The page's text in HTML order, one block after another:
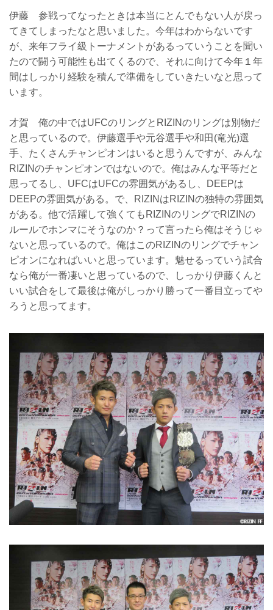
伊藤 参戦ってなったときは本当にとんでもない人が戻っ
てきてしまったなと思いました。今年はわからないです
が、来年フライ級トーナメントがあるっていうことを聞い
たので闘う可能性も出てくるので、それに向けて今年１年
間はしっかり経験を積んで準備をしていきたいなと思って
います。
才賀 俺の中ではUFCのリングとRIZINのリングは別物だ
と思っているので。伊藤選手や元谷選手や和田(竜光)選
手、たくさんチャンピオンはいると思うんですが、みんな
RIZINのチャンピオンではないので。俺はみんな平等だと
思ってるし、UFCはUFCの雰囲気があるし、DEEPは
DEEPの雰囲気がある。で、RIZINはRIZINの独特の雰囲気
がある。他で活躍して強くてもRIZINのリングでRIZINの
ルールでホンマにそうなのか？って言ったら俺はそうじゃ
ないと思っているので。俺はこのRIZINのリングでチャン
ピオンになればいいと思っています。魅せるっていう試合
なら俺が一番凄いと思っているので、しっかり伊藤くんと
いい試合をして最後は俺がしっかり勝って一番目立ってや
ろうと思ってます。